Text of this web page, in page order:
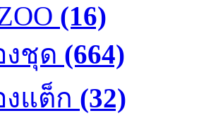
(16)
งชุด (664)
แต็ก (32)